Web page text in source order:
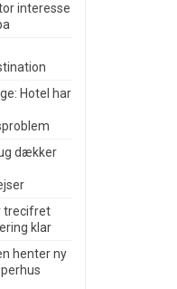
interesse
Hotel har
dækker
trecifret
klar
henter ny